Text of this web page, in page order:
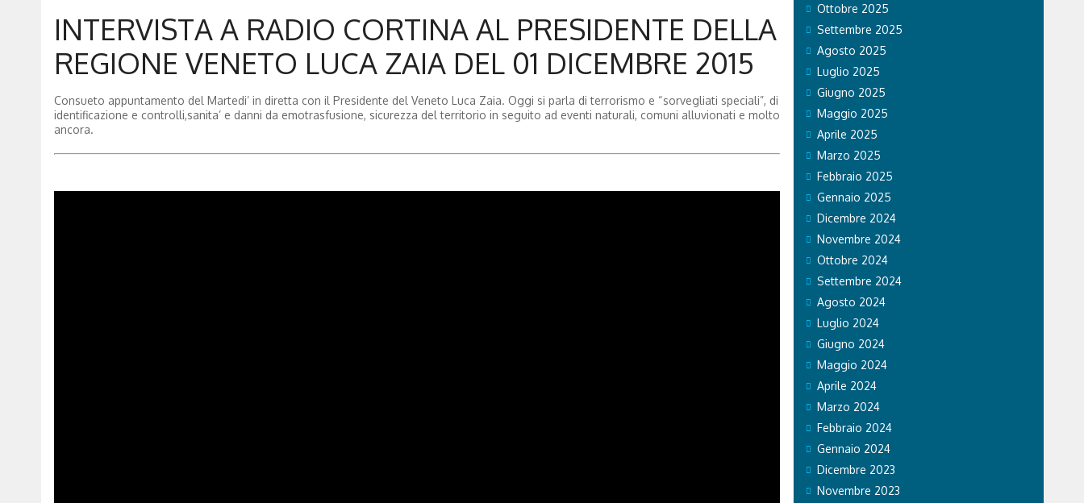
INTERVISTA A RADIO CORTINA AL PRESIDENTE DELLA
REGIONE VENETO LUCA ZAIA DEL 01 DICEMBRE 2015
Consueto appuntamento del Martedi’ in diretta con il Presidente del Veneto Luca Zaia. Oggi si parla di terrorismo e “sorvegliati speciali”, di
identificazione e controlli,sanita’ e danni da emotrasfusione, sicurezza del territorio in seguito ad eventi naturali, comuni alluvionati e molto
ancora.
Ottobre 2025
Settembre 2025
Agosto 2025
Luglio 2025
Giugno 2025
Maggio 2025
Aprile 2025
Marzo 2025
Febbraio 2025
Gennaio 2025
Dicembre 2024
Novembre 2024
Ottobre 2024
Settembre 2024
Agosto 2024
Luglio 2024
Giugno 2024
Maggio 2024
Aprile 2024
Marzo 2024
Febbraio 2024
Gennaio 2024
Dicembre 2023
Novembre 2023